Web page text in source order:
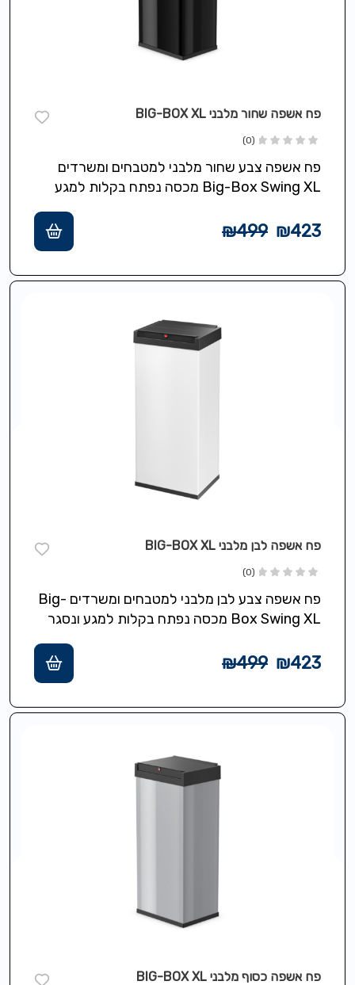
פח אשפה שחור מלבני BIG-BOX XL
(0)
פח אשפה צבע שחור מלבני למטבחים ומשרדים
Big-Box Swing XL מכסה נפתח בקלות למגע
להידוק…
₪499 ₪423
פח אשפה לבן מלבני BIG-BOX XL
(0)
פח אשפה צבע לבן מלבני למטבחים ומשרדים Big-
Box Swing XL מכסה נפתח בקלות למגע ונסגר
₪499 ₪423
פח אשפה כסוף מלבני BIG-BOX XL